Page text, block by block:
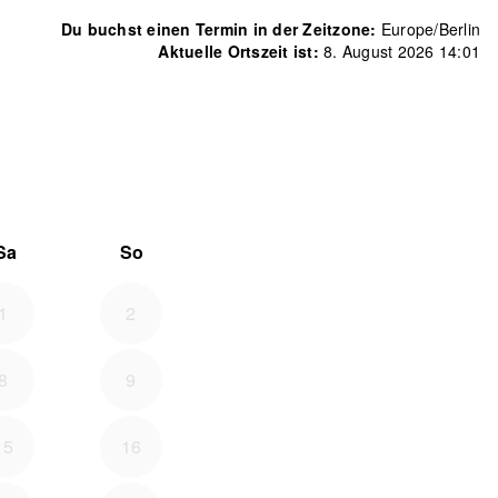
Du buchst einen Termin in der Zeitzone: Europe/Berlin
Aktuelle Ortszeit ist: 8. August 2026 14:01
So
1 2
8 9
16